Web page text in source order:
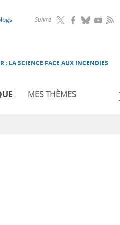
Suivre RSS
: LA SCIENCE FACE AUX INCENDIES
MES THÈMES